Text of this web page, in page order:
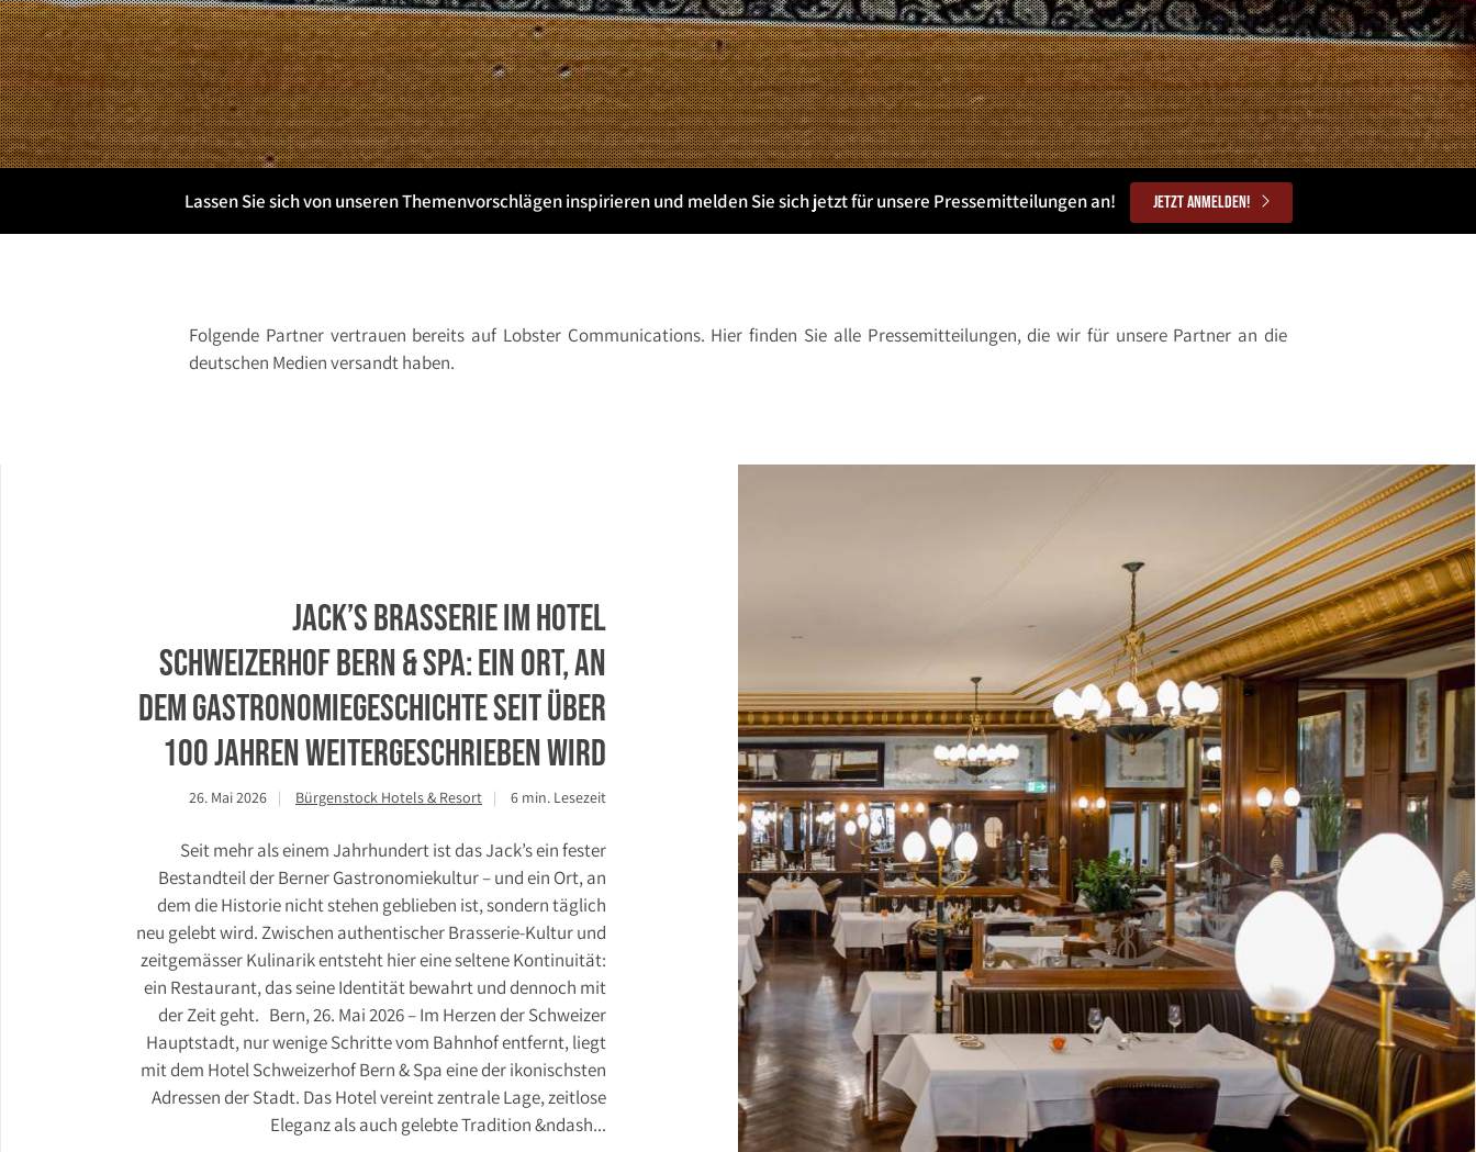
Lassen Sie sich von unseren Themenvorschlägen inspirieren und melden Sie sich jetzt für unsere Pressemitteilungen an! Jetzt anmelden!
Folgende Partner vertrauen bereits auf Lobster Communications. Hier finden Sie alle Pressemitteilungen, die wir für unsere Partner an die
deutschen Medien versandt haben.
Jack’s Brasserie im Hotel
Schweizerhof Bern & Spa: Ein Ort, an
dem Gastronomiegeschichte seit über
100 Jahren weitergeschrieben wird
26. Mai 2026 Bürgenstock Hotels & Resort 6 min. Lesezeit
Seit mehr als einem Jahrhundert ist das Jack’s ein fester
Bestandteil der Berner Gastronomiekultur – und ein Ort, an
dem die Historie nicht stehen geblieben ist, sondern täglich
neu gelebt wird. Zwischen authentischer Brasserie-Kultur und
zeitgemässer Kulinarik entsteht hier eine seltene Kontinuität:
ein Restaurant, das seine Identität bewahrt und dennoch mit
der Zeit geht. Bern, 26. Mai 2026 – Im Herzen der Schweizer
Hauptstadt, nur wenige Schritte vom Bahnhof entfernt, liegt
mit dem Hotel Schweizerhof Bern & Spa eine der ikonischsten
Adressen der Stadt. Das Hotel vereint zentrale Lage, zeitlose
Eleganz als auch gelebte Tradition &ndash...